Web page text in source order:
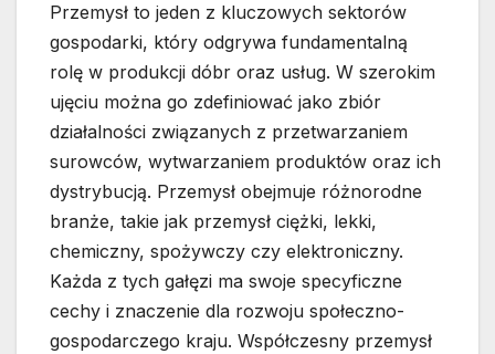
Przemysł to jeden z kluczowych sektorów
gospodarki, który odgrywa fundamentalną
rolę w produkcji dóbr oraz usług. W szerokim
ujęciu można go zdefiniować jako zbiór
działalności związanych z przetwarzaniem
surowców, wytwarzaniem produktów oraz ich
dystrybucją. Przemysł obejmuje różnorodne
branże, takie jak przemysł ciężki, lekki,
chemiczny, spożywczy czy elektroniczny.
Każda z tych gałęzi ma swoje specyficzne
cechy i znaczenie dla rozwoju społeczno-
gospodarczego kraju. Współczesny przemysł